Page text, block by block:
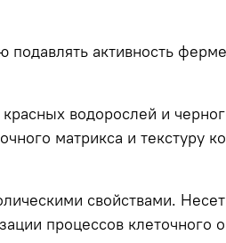
активность
водорослей и
матрикса и текстуру
свойствами.
процессов